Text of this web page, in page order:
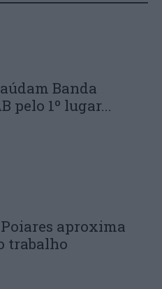
Banda
pelo 1º lugar...
aproxima
trabalho